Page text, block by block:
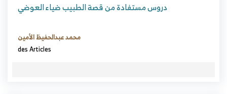
دروس مستفادة من قصة الطبيب ضياء العوضي
محمد عبدالحفيظ الأمين
des Articles